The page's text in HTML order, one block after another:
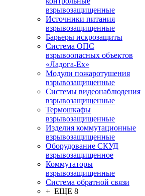
взрывозащищенные
Источники питания
взрывозащищенные
Барьеры искрозащиты
Система ОПС
взрывоопасных объектов
«Ладога-Ex»
Модули пожаротушения
взрывозащищенные
Системы видеонаблюдения
взрывозащищенные
Термошкафы
взрывозащищенные
Изделия коммутационные
взрывозащищенные
Оборудование СКУД
взрывозащищенное
Коммутаторы
взрывозащищенные
Система обратной связи
+ ЕЩЕ 8